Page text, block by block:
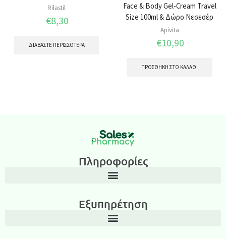
Rilastil
€8,30
ΔΙΑΒΆΣΤΕ ΠΕΡΙΣΣΌΤΕΡΑ
Face & Body Gel-Cream Travel
Size 100ml & Δώρο Νεσεσέρ
Apivita
€10,90
ΠΡΟΣΘΉΚΗ ΣΤΟ ΚΑΛΆΘΙ
Πληροφορίες
Εξυπηρέτηση